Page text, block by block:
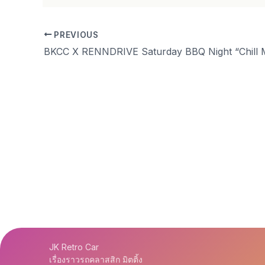
PREVIOUS
BKCC X RENNDRIVE Saturday BBQ Night “Chill
JK Retro Car
เรื่องราวรถคลาสสิก มิตติ้ง